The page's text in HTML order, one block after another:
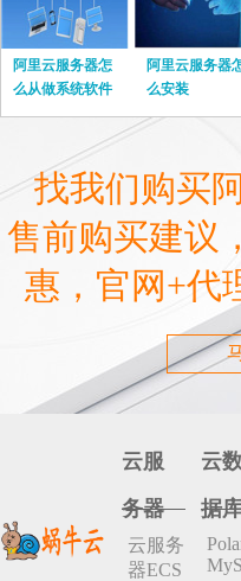
阿里云服务器怎
么从做系统软件
阿里云服务器
么安装
找我们购买
售前购买建议
惠，官网+代
云服
务器
云服务
器ECS
云
据